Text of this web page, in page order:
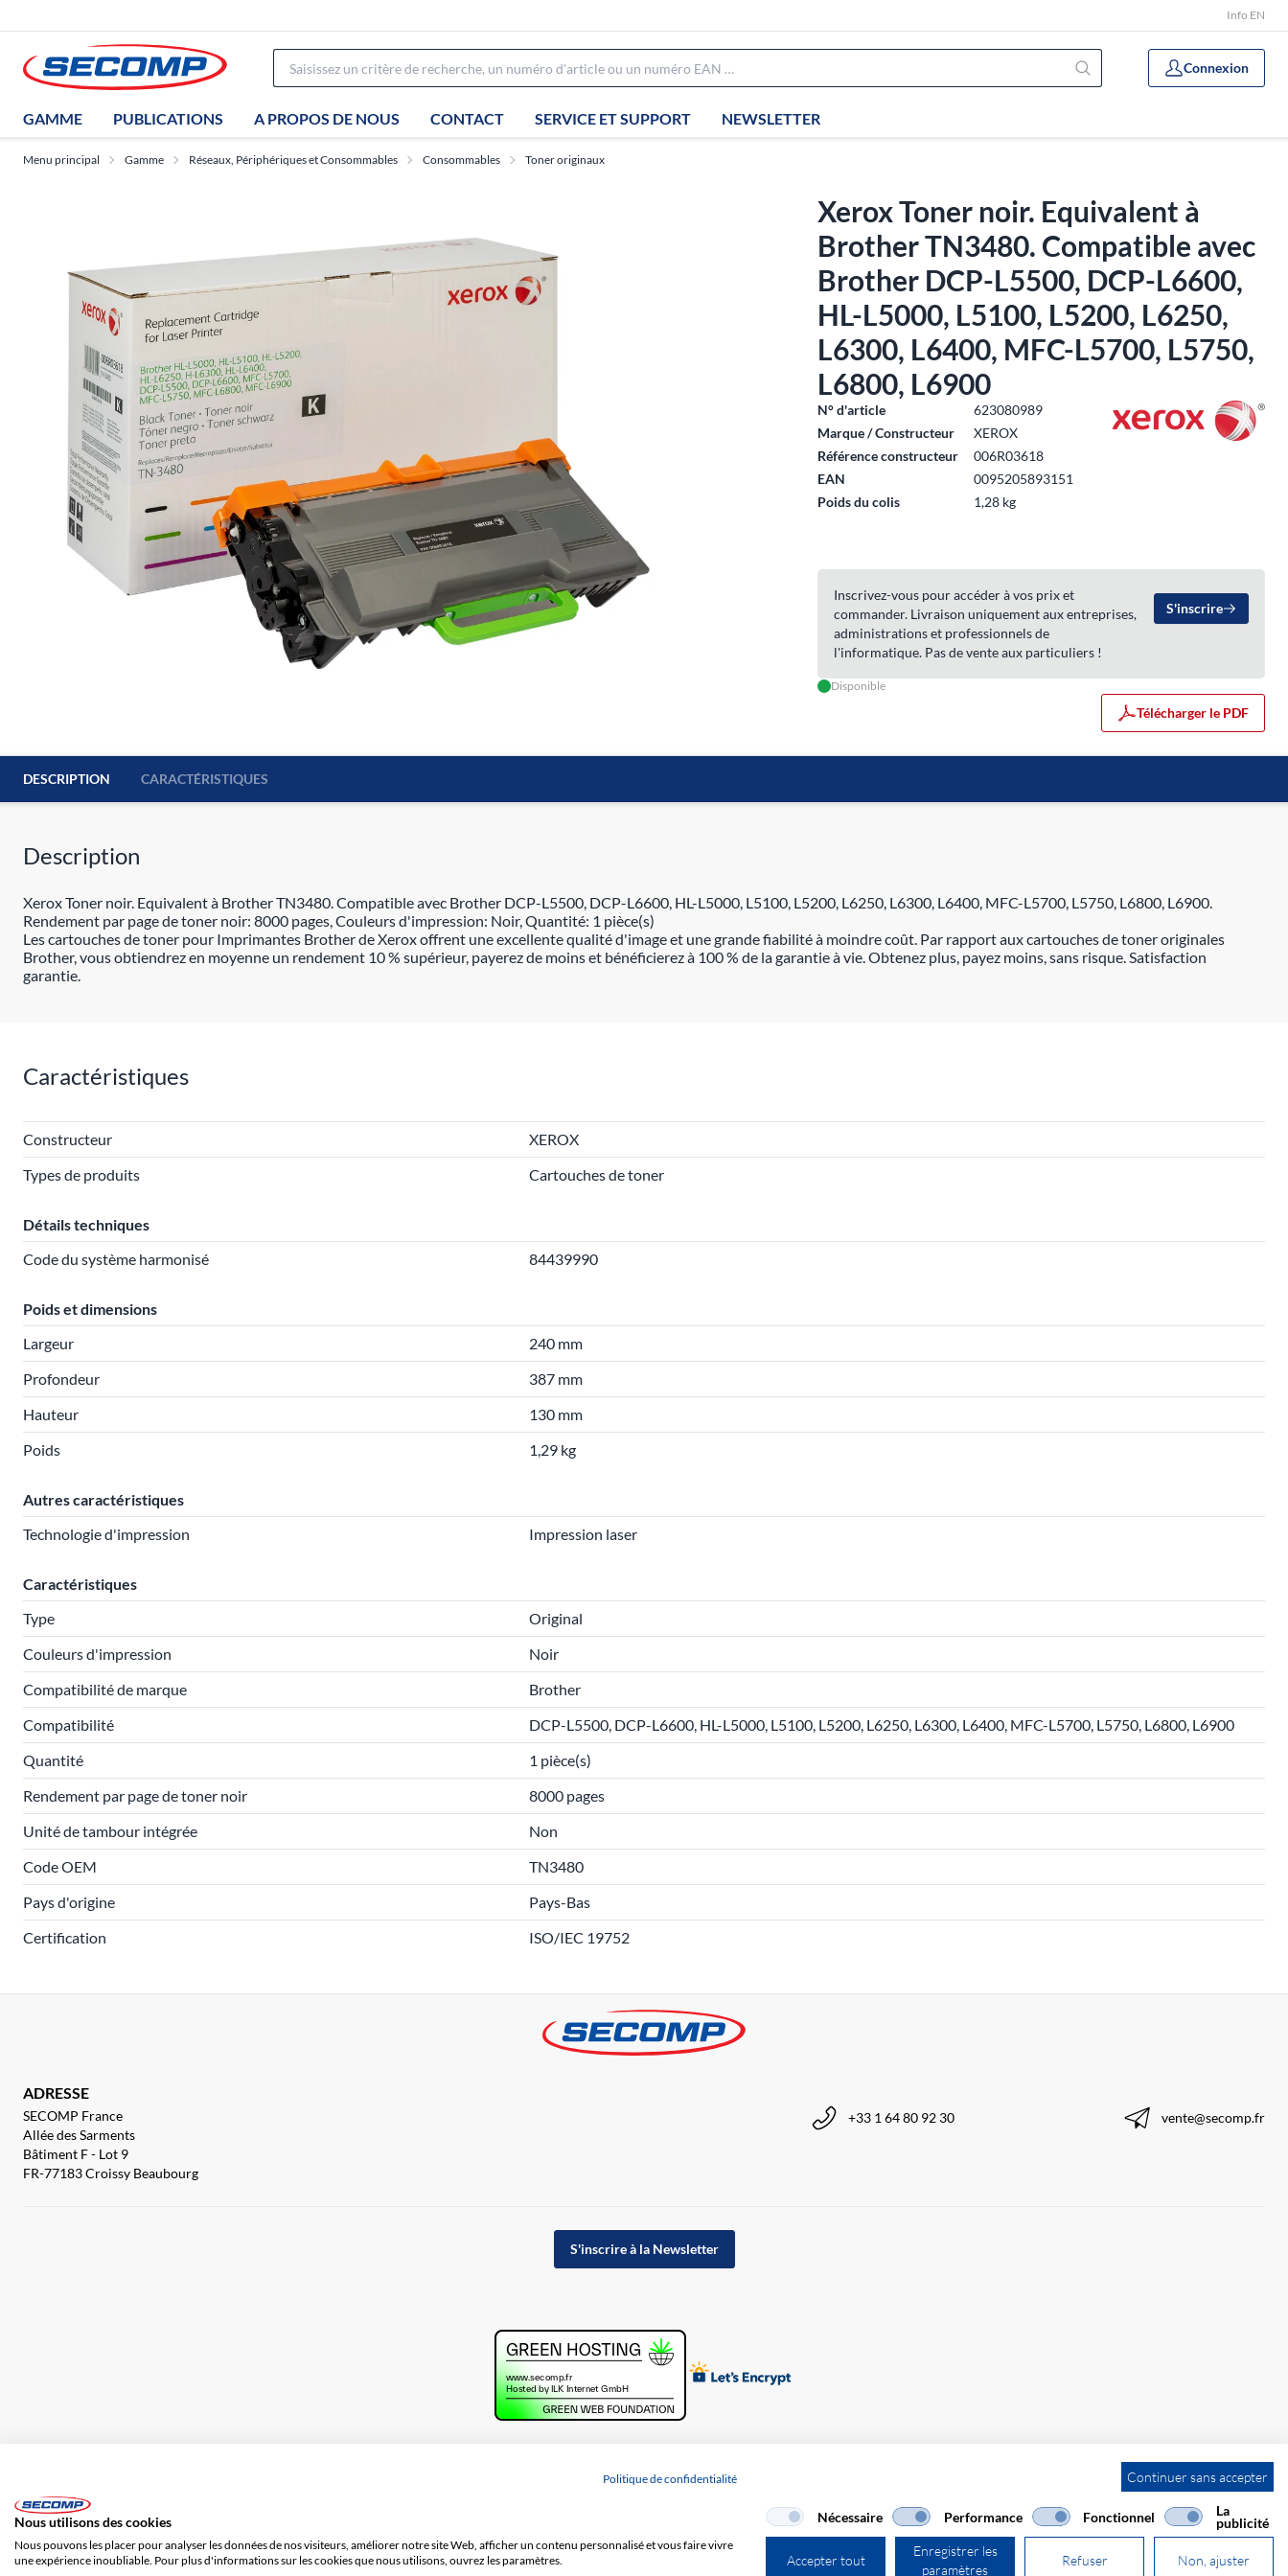
Info EN
Connexion
GAMME PUBLICATIONS A PROPOS DE NOUS CONTACT SERVICE ET SUPPORT NEWSLETTER
Menu principal Gamme Réseaux, Périphériques et Consommables Consommables Toner originaux
Xerox Toner noir. Equivalent à
Brother TN3480. Compatible avec
Brother DCP-L5500, DCP-L6600,
HL-L5000, L5100, L5200, L6250,
L6300, L6400, MFC-L5700, L5750,
L6800, L6900
N° d'article
623080989
Marque / Constructeur
XEROX
Référence constructeur
006R03618
EAN
0095205893151
Poids du colis
1,28 kg
Inscrivez-vous pour accéder à vos prix et
commander. Livraison uniquement aux entreprises,
administrations et professionnels de
l'informatique. Pas de vente aux particuliers !
S'inscrire
Disponible
Télécharger le PDF
DESCRIPTION CARACTÉRISTIQUES
Description
Xerox Toner noir. Equivalent à Brother TN3480. Compatible avec Brother DCP-L5500, DCP-L6600, HL-L5000, L5100, L5200, L6250, L6300, L6400, MFC-L5700, L5750, L6800, L6900.
Rendement par page de toner noir: 8000 pages, Couleurs d'impression: Noir, Quantité: 1 pièce(s)
Les cartouches de toner pour Imprimantes Brother de Xerox offrent une excellente qualité d'image et une grande fiabilité à moindre coût. Par rapport aux cartouches de toner originales
Brother, vous obtiendrez en moyenne un rendement 10 % supérieur, payerez de moins et bénéficierez à 100 % de la garantie à vie. Obtenez plus, payez moins, sans risque. Satisfaction
garantie.
Caractéristiques
Constructeur
XEROX
Types de produits
Cartouches de toner
Détails techniques
Code du système harmonisé
84439990
Poids et dimensions
Largeur
240 mm
Profondeur
387 mm
Hauteur
130 mm
Poids
1,29 kg
Autres caractéristiques
Technologie d'impression
Impression laser
Caractéristiques
Type
Original
Couleurs d'impression
Noir
Compatibilité de marque
Brother
Compatibilité
DCP-L5500, DCP-L6600, HL-L5000, L5100, L5200, L6250, L6300, L6400, MFC-L5700, L5750, L6800, L6900
Quantité
1 pièce(s)
Rendement par page de toner noir
8000 pages
Unité de tambour intégrée
Non
Code OEM
TN3480
Pays d'origine
Pays-Bas
Certification
ISO/IEC 19752
ADRESSE
SECOMP France
Allée des Sarments
Bâtiment F - Lot 9
FR-77183 Croissy Beaubourg
+33 1 64 80 92 30 vente@secomp.fr
S'inscrire à la Newsletter
Impression
Continuer sans accepter
Politique de confidentialité
Nous utilisons des cookies
Nous pouvons les placer pour analyser les données de nos visiteurs, améliorer notre site Web, afficher un contenu personnalisé et vous faire vivre
une expérience inoubliable. Pour plus d'informations sur les cookies que nous utilisons, ouvrez les paramètres.
Nécessaire Performance Fonctionnel La
publicité
Accepter tout
Enregistrer les
paramètres
Refuser Non, ajuster